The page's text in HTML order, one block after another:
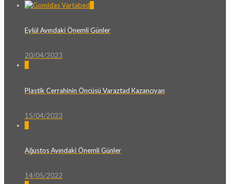
Eylül Ayındaki Önemli Günler
20/04/2023
Plastik Cerrahinin Öncüsü Varaztad Kazancıyan
15/04/2023
Ağustos Ayındaki Önemli Günler
14/05/2022